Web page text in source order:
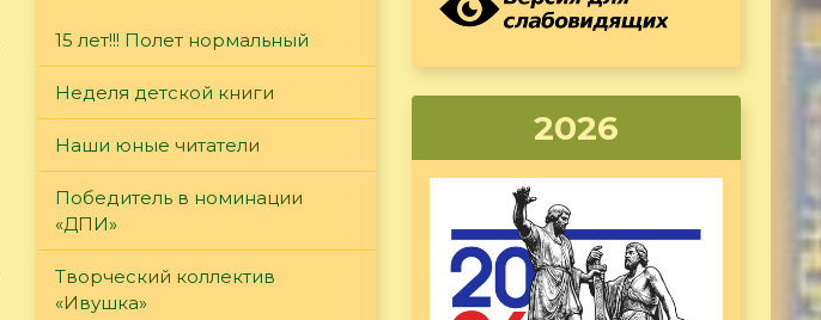
15 лет!!! Полет нормальный
Неделя детской книги
Наши юные читатели
Победитель в номинации
«ДПИ»
Творческий коллектив
«Ивушка»
2026